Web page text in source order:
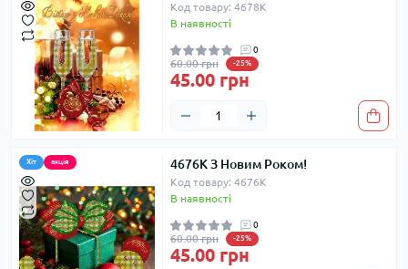
Код товару: 4678K
В наявності
0
60.00 грн -25%
45.00 грн
Хіт акція 4676K З Новим Роком!
Код товару: 4676K
В наявності
0
60.00 грн -25%
45.00 грн